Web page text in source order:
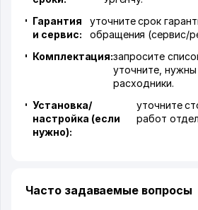
Гарантия
и сервис:
уточните срок
обращения (сервис/
Комплектация:запросите
уточните,
расходники.
Установка/
настройка (если
нужно):
уточните
работ
Часто задаваемые вопросы